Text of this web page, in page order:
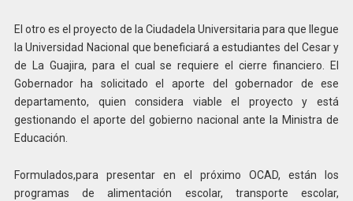
El otro es el proyecto de la Ciudadela Universitaria para que llegue
la Universidad Nacional que beneficiará a estudiantes del Cesar y
de La Guajira, para el cual se requiere el cierre financiero. El
Gobernador ha solicitado el aporte del gobernador de ese
departamento, quien considera viable el proyecto y está
gestionando el aporte del gobierno nacional ante la Ministra de
Educación.
Formulados,para presentar en el próximo OCAD, están los
programas de alimentación escolar, transporte escolar,